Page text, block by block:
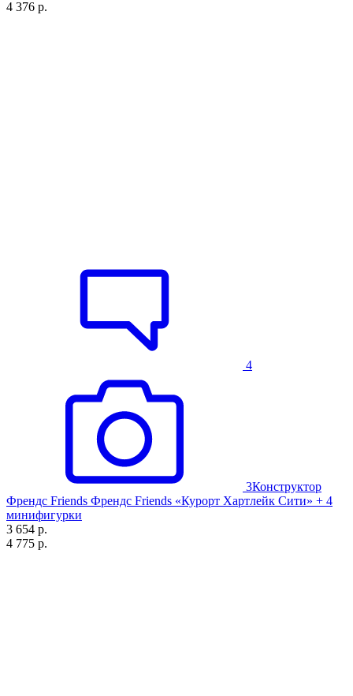
4 376 р.
4
3Конструктор
Френдс Friends Френдс Friends «Курорт Хартлейк Сити» + 4
минифигурки
3 654 р.
4 775 р.